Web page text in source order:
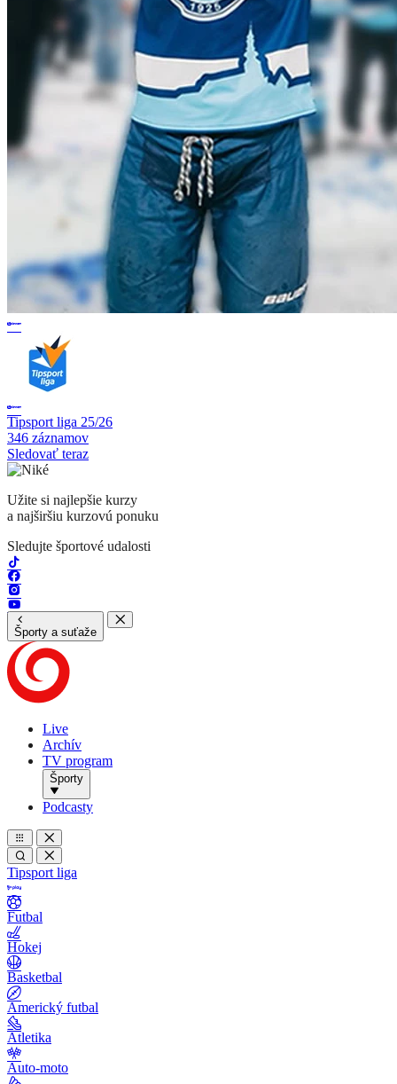
Tipsport liga 25/26
346 záznamov
Sledovať teraz
Užite si najlepšie kurzy
a najširšiu kurzovú ponuku
Sledujte športové udalosti
Športy a suťaže
Live
Archív
TV program
Športy
Podcasty
Tipsport liga
Futbal
Hokej
Basketbal
Americký futbal
Atletika
Auto-moto